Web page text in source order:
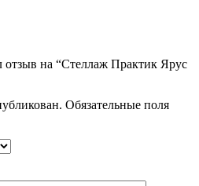
отзыв на “Стеллаж Практик Ярус
Обязательные поля